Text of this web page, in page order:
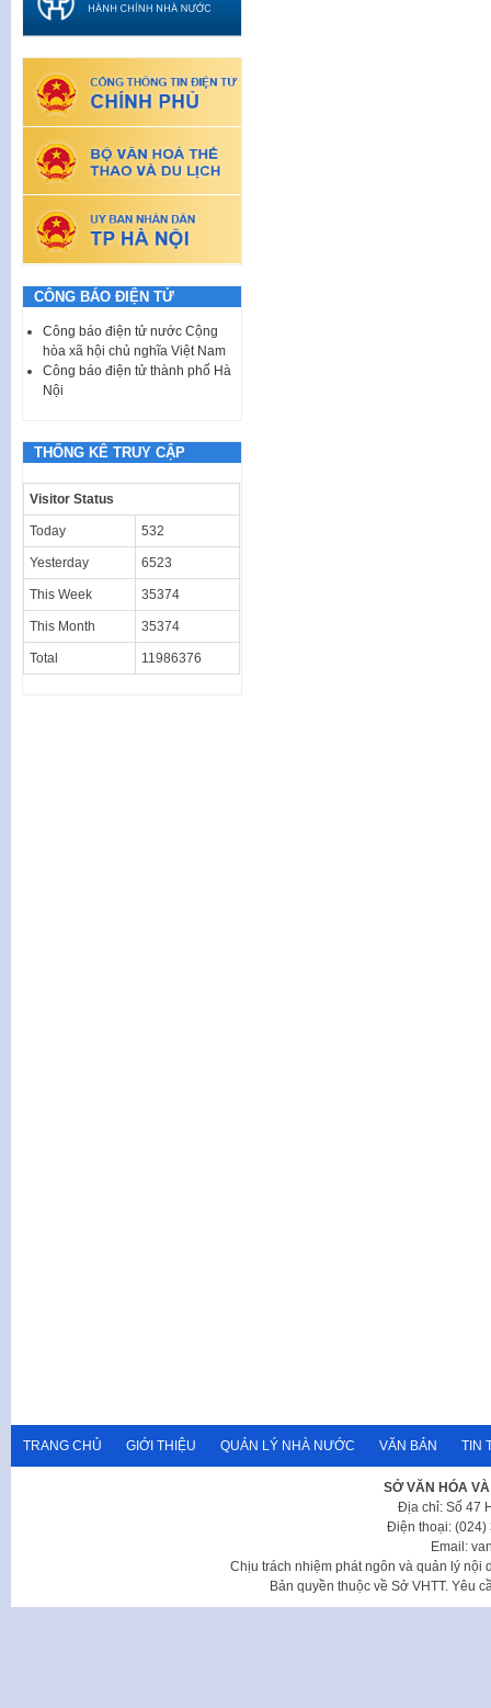
CÔNG BÁO ĐIỆN TỬ
Công báo điện tử nước Cộng
hòa xã hội chủ nghĩa Việt Nam
Công báo điện tử thành phố Hà
Nội
THỐNG KÊ TRUY CẬP
Visitor Status
Today 532
Yesterday 6523
This Week 35374
This Month 35374
Total 11986376
TRANG CHỦ GIỚI THIỆU QUẢN LÝ NHÀ NƯỚC VĂN BẢN TIN
SỞ VĂN HÓA
Địa chỉ: Số 47
Điện thoại: (024)
Email:
Chịu trách nhiệm phát ngôn và quản lý nội
Bản quyền thuộc về Sở VHTT. Yêu